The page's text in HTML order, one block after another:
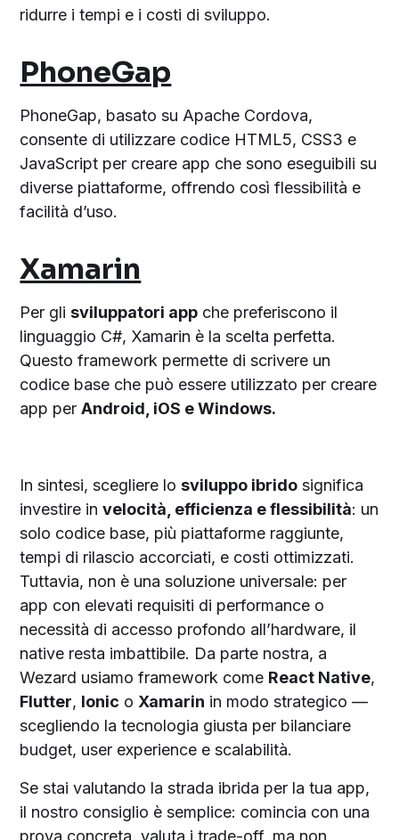
ridurre i tempi e i costi di sviluppo.
PhoneGap
PhoneGap, basato su Apache Cordova,
consente di utilizzare codice HTML5, CSS3 e
JavaScript per creare app che sono eseguibili su
diverse piattaforme, offrendo così flessibilità e
facilità d’uso.
Xamarin
Per glisviluppatori app che preferiscono il
linguaggio C#, Xamarin è la scelta perfetta.
Questo framework permette di scrivere un
codice base che può essere utilizzato per creare
app perAndroid, iOS e Windows.
In sintesi, scegliere losviluppo ibrido significa
investire invelocità, efficienza e flessibilità: un
solo codice base, più piattaforme raggiunte,
tempi di rilascio accorciati, e costi ottimizzati.
Tuttavia, non è una soluzione universale: per
app con elevati requisiti di performance o
necessità di accesso profondo all’hardware, il
native resta imbattibile. Da parte nostra, a
Wezard usiamo framework come React Native,
Flutter, Ionic o Xamarin in modo strategico —
scegliendo la tecnologia giusta per bilanciare
budget, user experience e scalabilità.
Se stai valutando la strada ibrida per la tua app,
il nostro consiglio è semplice: comincia con una
prova concreta, valuta i trade-off, ma non